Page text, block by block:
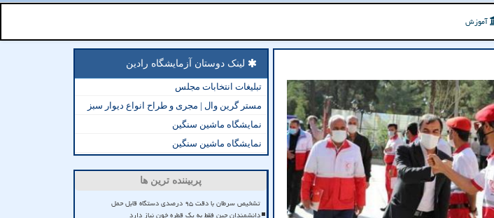
آموزش
لینک دوستان آزمایشگاه رادین
تبلیغات انتخابات مجلس
مستر گرین وال | مجری و طراح انواع دیوار سبز
نمایشگاه ماشین سنگین
نمایشگاه ماشین سنگین
پربیننده ترین ها
تشخیص سرطان با دقت ۹۵ درصدی دستگاه قابل حمل
دانشمندان چین فقط به یک قطره خون نیاز دارد